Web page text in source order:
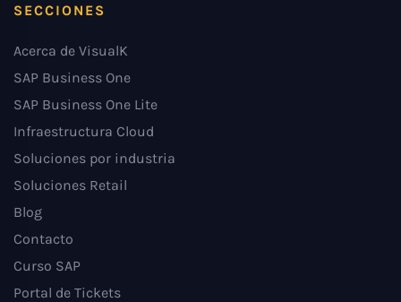
SECCIONES
Acerca de VisualK
SAP Business One
SAP Business One Lite
Infraestructura Cloud
Soluciones por industria
Soluciones Retail
Blog
Contacto
Curso SAP
Portal de Tickets